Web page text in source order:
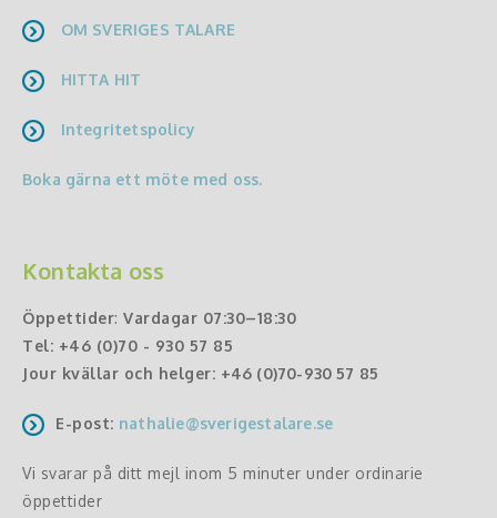
OM SVERIGES TALARE
HITTA HIT
Integritetspolicy
Boka gärna ett möte med oss.
Kontakta oss
Öppettider: Vardagar 07:30–18:30
Tel: +46 (0)70 - 930 57 85
Jour kvällar och helger: +46 (0)70-930 57 85
E-post: nathalie@sverigestalare.se
Vi svarar på ditt mejl inom 5 minuter under ordinarie
öppettider